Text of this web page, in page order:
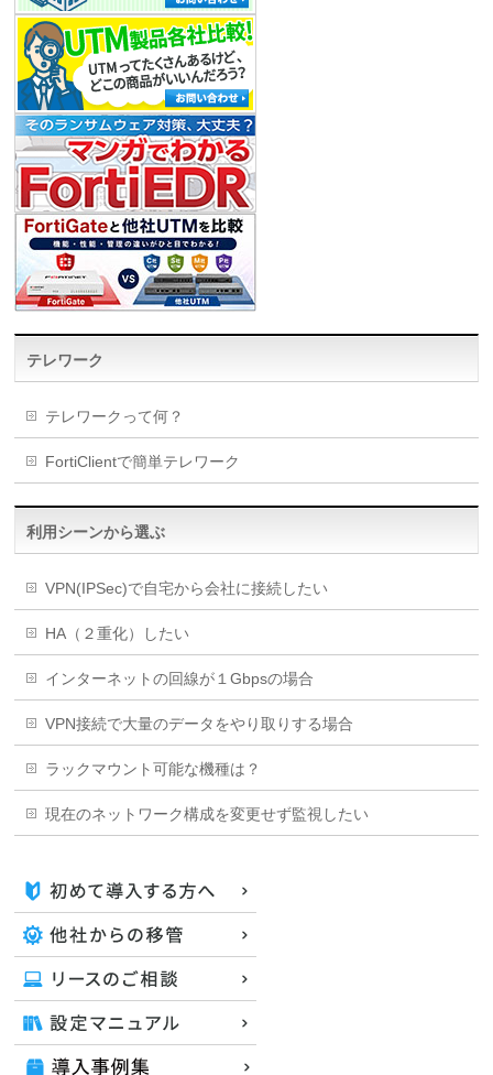
テレワーク
テレワークって何？
FortiClientで簡単テレワーク
利用シーンから選ぶ
VPN(IPSec)で自宅から会社に接続したい
HA（２重化）したい
インターネットの回線が１Gbpsの場合
VPN接続で大量のデータをやり取りする場合
ラックマウント可能な機種は？
現在のネットワーク構成を変更せず監視したい